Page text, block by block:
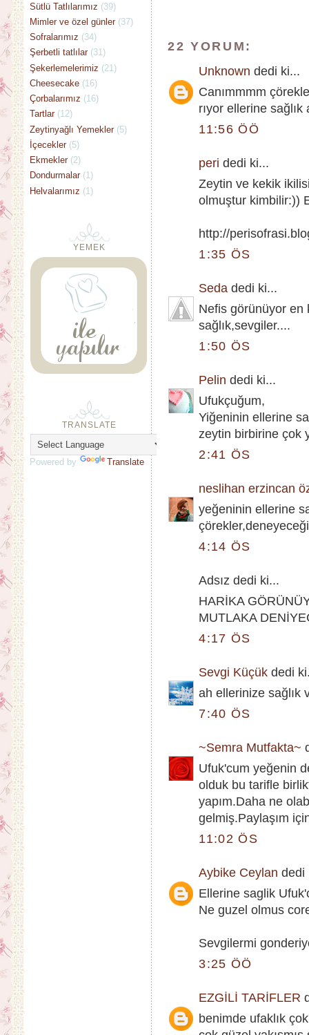
22 YORUM:
Unknown dedi ki...
Canımmmm
rıyor ellerine
11:56 ÖÖ
peri dedi ki...
Zeytin ve kekik
olmuştur kimbilir:))
http://
1:35 ÖS
Seda dedi ki...
Nefis görünüyor en
sağlık,sevgiler....
1:50 ÖS
Pelin dedi ki...
Ufukçuğum,
Yiğeninin ellerine
zeytin birbirine çok
2:41 ÖS
neslihan erzincan
yeğeninin ellerine
4:14 ÖS
Adsız dedi ki...
HARİKA
MUTLAKA
4:17 ÖS
Sevgi Küçük dedi
ah ellerinize sağlık
7:40 ÖS
~Semra Mutfakta~
Ufuk'cum yeğenin
olduk bu tarifle
yapım.Daha ne
gelmiş.Paylaşım
11:02 ÖS
Aybike Ceylan dedi
Ellerine saglik
Ne guzel olmus
Sevgilermi
3:25 ÖÖ
EZGİLİ TARİFLER
benimde ufaklık
Sütlü Tatlılarımız (39)
Mimler ve özel günler (37)
Sofralarımız (34)
Şerbetli tatlılar (31)
Şekerlemelerimiz (21)
Cheesecake (16)
Çorbalarımız (16)
Tartlar (12)
Zeytinyağlı Yemekler (5)
İçecekler (5)
Ekmekler (2)
Dondurmalar (1)
Helvalarımız (1)
YEMEK
TRANSLATE
Powered by Translate